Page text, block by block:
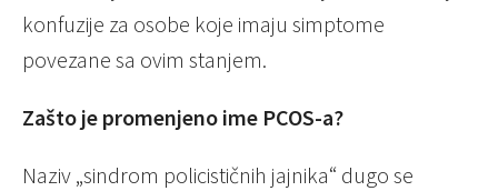
konfuzije za osobe koje imaju simptome
povezane sa ovim stanjem.
Zašto je promenjeno ime PCOS-a?
Naziv „sindrom policističnih jajnika“ dugo se